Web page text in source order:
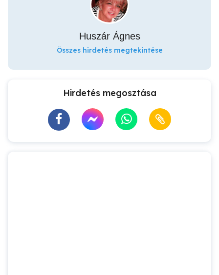
Huszár Ágnes
Összes hirdetés megtekintése
Hirdetés megosztása